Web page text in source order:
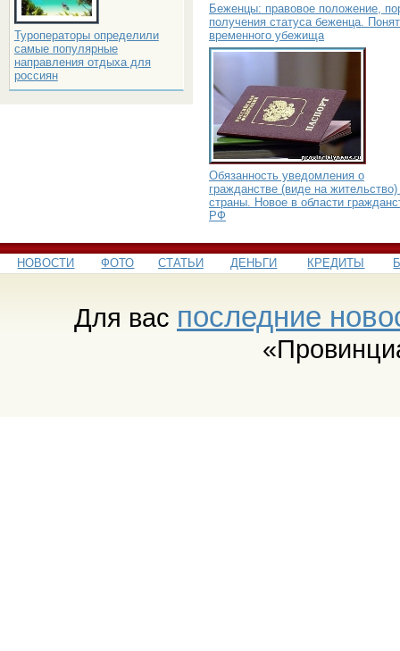
Туроператоры определили
самые популярные
направления отдыха для
россиян
Беженцы: правовое положение,
получения статуса беженца.
временного убежища
Обязанность уведомления о
гражданстве (виде на жительство)
страны. Новое в области
РФ
НОВОСТИ ФОТО СТАТЬИ ДЕНЬГИ КРЕДИТЫ
Для вас последние